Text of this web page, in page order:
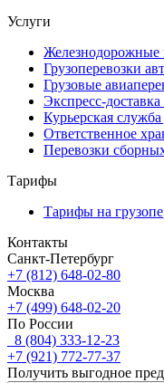
Услуги
Железнодорожные
Грузоперевозки
Грузовые
Экспресс-
Курьерская служба
Ответственное
Перевозки
Тарифы
Тарифы на
Контакты
Санкт-Петербург
+7 (812) 648-02-80
Москва
+7 (499) 648-02-20
По России
8 (804) 333-12-23
+7 (921) 772-77-37
Получить выгодное